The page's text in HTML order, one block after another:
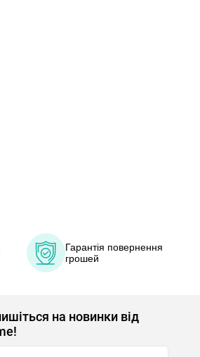
Гарантія повернення
грошей
на новинки від